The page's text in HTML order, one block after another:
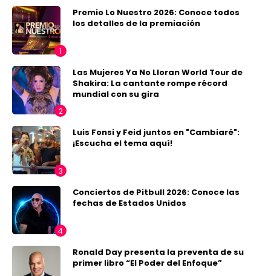
Premio Lo Nuestro 2026: Conoce todos
los detalles de la premiación
Las Mujeres Ya No Lloran World Tour de
Shakira: La cantante rompe récord
mundial con su gira
Luis Fonsi y Feid juntos en "Cambiaré":
¡Escucha el tema aquí!
Conciertos de Pitbull 2026: Conoce las
fechas de Estados Unidos
Ronald Day presenta la preventa de su
primer libro “El Poder del Enfoque”